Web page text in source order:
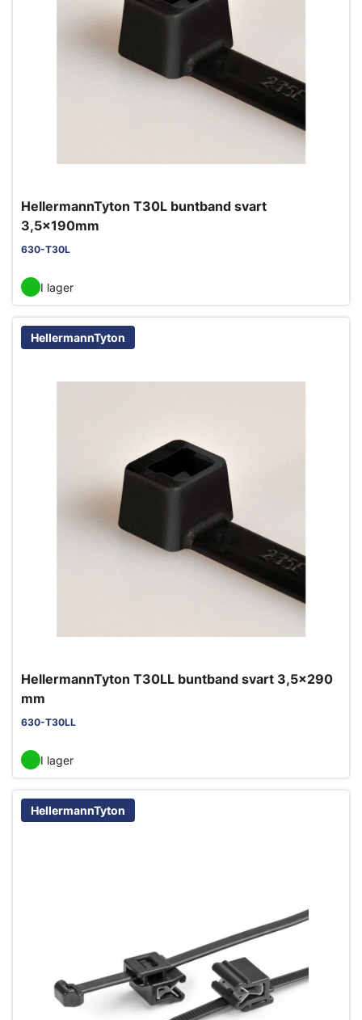
HellermannTyton T30L buntband svart
3,5x190mm
630-T30L
I lager
HellermannTyton
HellermannTyton T30LL buntband svart 3,5x290
mm
630-T30LL
I lager
HellermannTyton